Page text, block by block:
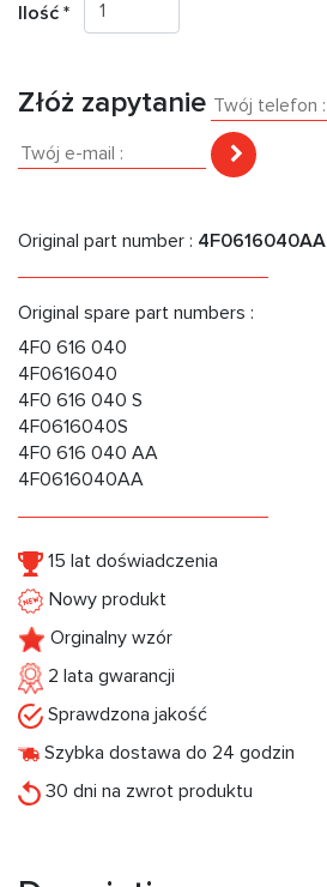
Ilość *
Złóż zapytanie
Original part number : 4F0616040AA
Original spare part numbers :
4F0 616 040
4F0616040
4F0 616 040 S
4F0616040S
4F0 616 040 AA
4F0616040AA
15 lat doświadczenia
Nowy produkt
Orginalny wzór
2 lata gwarancji
Sprawdzona jakość
Szybka dostawa do 24 godzin
30 dni na zwrot produktu